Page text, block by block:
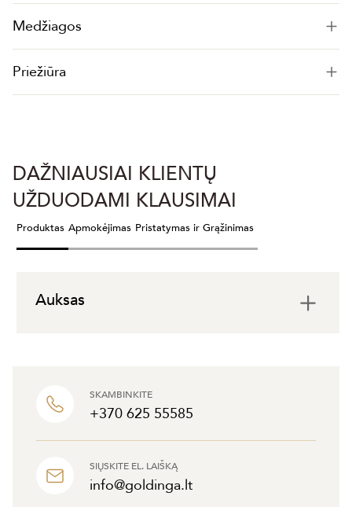
Medžiagos
Priežiūra
SKAMBINKITE
+370 625 55585
SIŲSKITE EL. LAIŠKĄ
info@goldinga.lt
DAŽNIAUSIAI KLIENTŲ
UŽDUODAMI KLAUSIMAI
Produktas Apmokėjimas Pristatymas ir Grąžinimas
Auksas